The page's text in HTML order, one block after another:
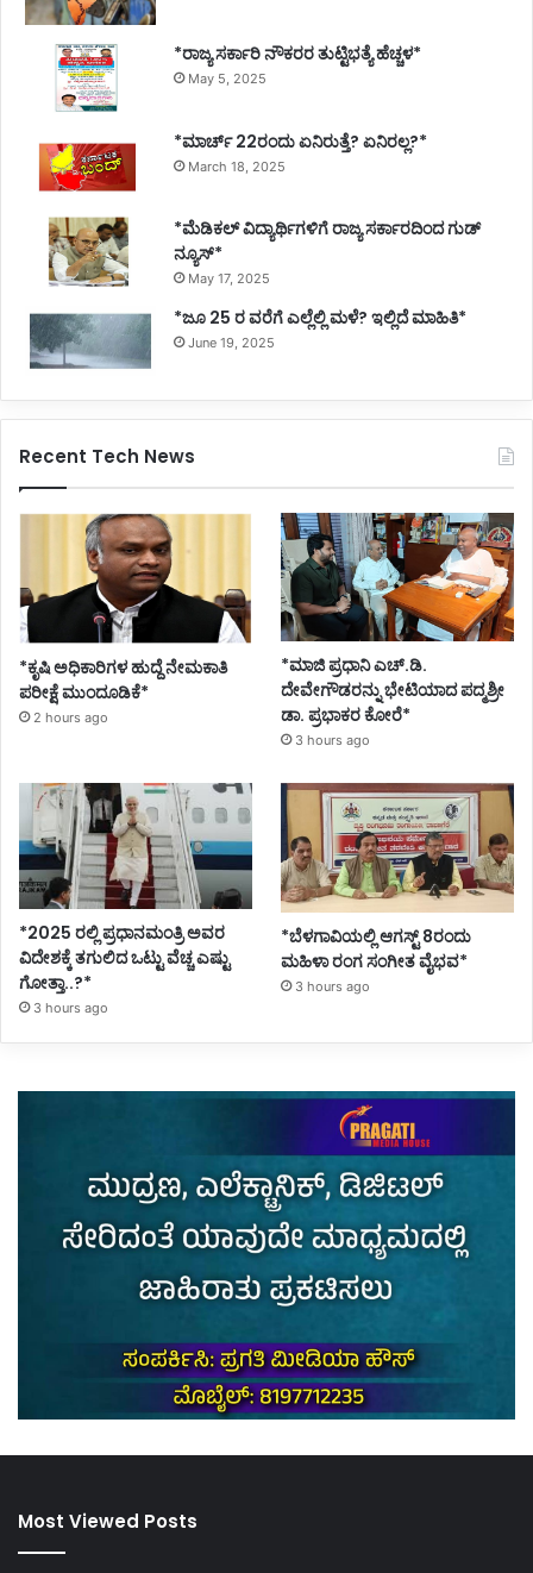
*ರಾಜ್ಯ ಸರ್ಕಾರಿ ನೌಕರರ ತುಟ್ಟಿಭತ್ಯೆ ಹೆಚ್ಚಳ*
May 5, 2025
*ಮಾರ್ಚ್ 22ರಂದು ಏನಿರುತ್ತೆ? ಏನಿರಲ್ಲ?*
March 18, 2025
*ಮೆಡಿಕಲ್ ವಿದ್ಯಾರ್ಥಿಗಳಿಗೆ ರಾಜ್ಯ ಸರ್ಕಾರದಿಂದ ಗುಡ್
ನ್ಯೂಸ್*
May 17, 2025
*ಜೂ 25 ರ ವರೆಗೆ ಎಲ್ಲೆಲ್ಲಿ ಮಳೆ? ಇಲ್ಲಿದೆ ಮಾಹಿತಿ*
June 19, 2025
Recent Tech News
*ಕೃಷಿ ಅಧಿಕಾರಿಗಳ ಹುದ್ದೆ ನೇಮಕಾತಿ
ಪರೀಕ್ಷೆ ಮುಂದೂಡಿಕೆ*
2 hours ago
*ಮಾಜಿ ಪ್ರಧಾನಿ ಎಚ್.ಡಿ.
ದೇವೇಗೌಡರನ್ನು ಭೇಟಿಯಾದ ಪದ್ಮಶ್ರೀ
ಡಾ. ಪ್ರಭಾಕರ ಕೋರೆ*
3 hours ago
*2025 ರಲ್ಲಿ ಪ್ರಧಾನಮಂತ್ರಿ ಅವರ
ವಿದೇಶಕ್ಕೆ ತಗುಲಿದ ಒಟ್ಟು ವೆಚ್ಚ ಎಷ್ಟು
ಗೋತ್ತಾ..?*
3 hours ago
*ಬೆಳಗಾವಿಯಲ್ಲಿ ಆಗಸ್ಟ್ 8ರಂದು
ಮಹಿಳಾ ರಂಗ ಸಂಗೀತ ವೈಭವ*
3 hours ago
Most Viewed Posts